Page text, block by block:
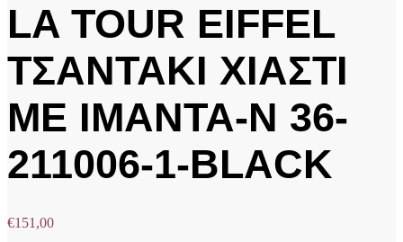
LA TOUR EIFFEL
ΤΣΑΝΤΑΚΙ ΧΙΑΣΤΙ
ΜΕ ΙΜΑΝΤΑ-N 36-
211006-1-BLACK
€151,00